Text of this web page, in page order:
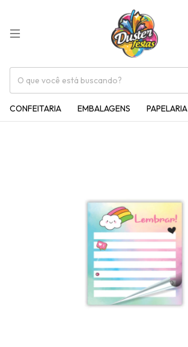
CONFEITARIA EMBALAGENS PAPELARIA